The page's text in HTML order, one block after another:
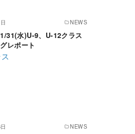
NEWS
1/31(水)U-9、U-12クラス
レポート
NEWS